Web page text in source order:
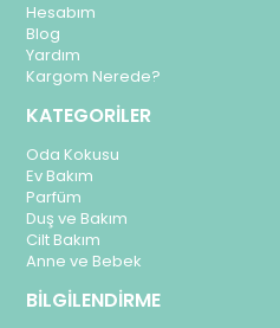
Hesabım
Blog
Yardım
Kargom Nerede?
KATEGORİLER
Oda Kokusu
Ev Bakım
Parfüm
Duş ve Bakım
Cilt Bakım
Anne ve Bebek
BİLGİLENDİRME